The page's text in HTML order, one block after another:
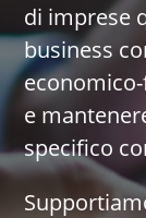
di imprese
business
e
specifico